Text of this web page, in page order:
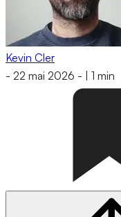
Kevin Cler
- 22 mai 2026 - 1 min